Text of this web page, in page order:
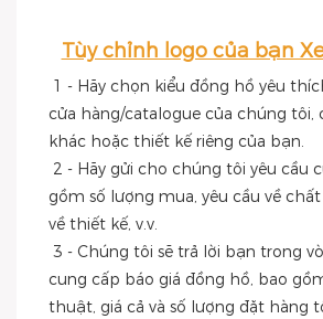
Tùy chỉnh logo của bạn
1 - Hãy chọn kiểu đồng hồ yêu
cửa hàng/catalogue của chúng tôi,
khác hoặc thiết kế riêng của bạn.
gồm số lượng mua, yêu cầu về
về thiết kế, v.v.
cung cấp báo giá đồng hồ, bao
thuật, giá cả và số lượng đặt hàng